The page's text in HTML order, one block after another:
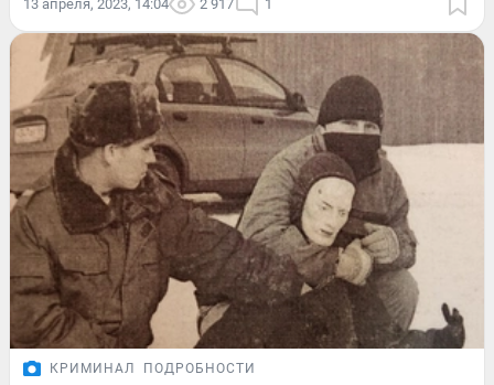
13 апреля, 2023, 14:04 2 917 1
КРИМИНАЛ ПОДРОБНОСТИ